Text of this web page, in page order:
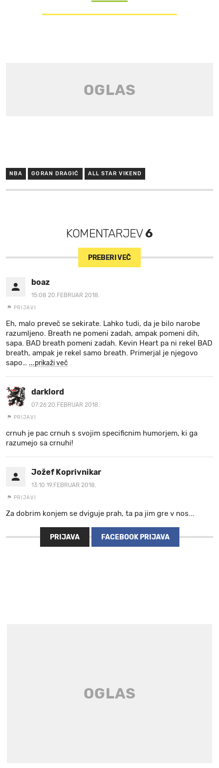
NBA GORAN DRAGIĆ ALL STAR VIKEND
KOMENTARJEV6
PREBERI VEČ
boaz
15:08 20.FEBRUAR 2018.
PRIJAVI
Eh, malo preveč se sekirate. Lahko tudi, da je bilo narobe
razumljeno. Breath ne pomeni zadah, ampak pomeni dih,
sapa. BAD breath pomeni zadah. Kevin Heart pa ni rekel BAD
breath, ampak je rekel samo breath. Primerjal je njegovo
sapo… ...prikaži več
darklord
07:26 20.FEBRUAR 2018.
PRIJAVI
crnuh je pac crnuh s svojim specificnim humorjem, ki ga
razumejo sa crnuhi!
Jožef Koprivnikar
13:10 19.FEBRUAR 2018.
PRIJAVI
Za dobrim konjem se dviguje prah, ta pa jim gre v nos...
PRIJAVA FACEBOOK PRIJAVA